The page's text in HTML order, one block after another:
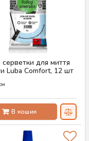
серветки для миття
Luba Comfort, 12 шт
В кошик